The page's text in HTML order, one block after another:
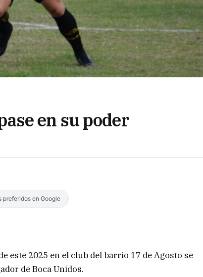
en su poder
preferidos en Google
este 2025 en el club del barrio 17 de Agosto se
de Boca Unidos.